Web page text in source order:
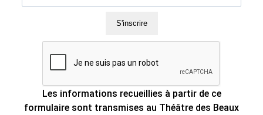
S'inscrire
Les informations recueillies à partir de ce
formulaire sont transmises au Théâtre des Beaux